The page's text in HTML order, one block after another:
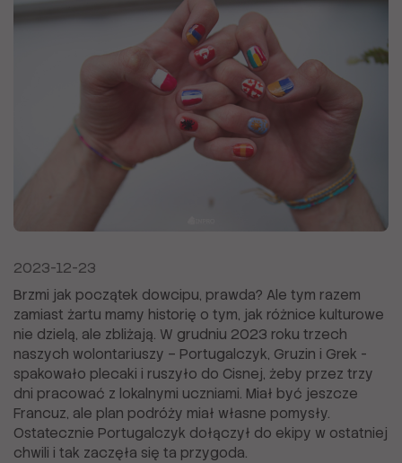
2023-12-23
Brzmi jak początek dowcipu, prawda? Ale tym razem
zamiast żartu mamy historię o tym, jak różnice kulturowe
nie dzielą, ale zbliżają. W grudniu 2023 roku trzech
naszych wolontariuszy – Portugalczyk, Gruzin i Grek -
spakowało plecaki i ruszyło do Cisnej, żeby przez trzy
dni pracować z lokalnymi uczniami. Miał być jeszcze
Francuz, ale plan podróży miał własne pomysły.
Ostatecznie Portugalczyk dołączył do ekipy w ostatniej
chwili i tak zaczęła się ta przygoda.